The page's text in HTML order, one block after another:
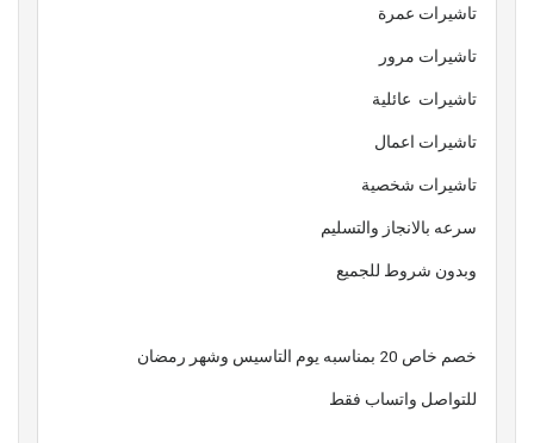
تاشيرات عمرة
تاشيرات مرور
تاشيرات عائلية
تاشيرات اعمال
تاشيرات شخصية
سرعه بالانجاز والتسليم
وبدون شروط للجميع
خصم خاص 20 بمناسبه يوم التاسيس وشهر رمضان
للتواصل واتساب فقط